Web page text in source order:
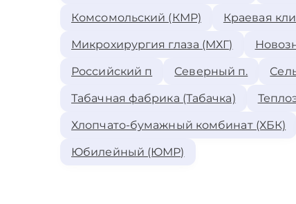
Комсомольский (КМР) Краевая
Микрохирургия глаза (МХГ)
Российский п Северный п.
Табачная фабрика (Табачка)
Хлопчато-бумажный комбинат (ХБК)
Юбилейный (ЮМР)